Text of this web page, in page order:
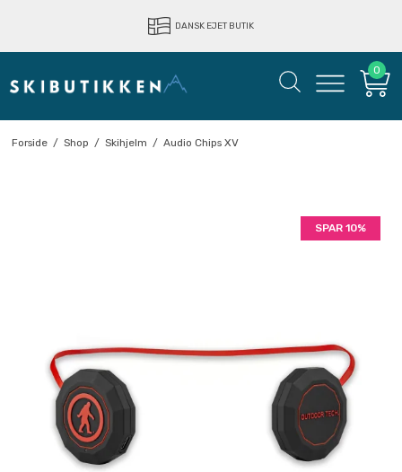
DANSK EJET BUTIK
LYNHURTIG LEVERING
0
Forside / Shop / Skihjelm / Audio Chips XV
SPAR 10%